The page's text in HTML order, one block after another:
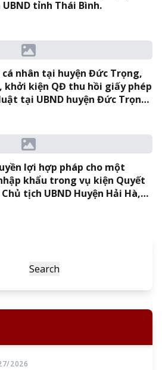
tỉnh Thái Bình.
nhân tại huyện Đức Trọng,
khởi kiện QĐ thu hồi giấy phép
tại UBND huyện Đức Trọng,
và TAND tỉnh Lâm Đồng.
lợi hợp pháp cho một
khẩu trong vụ kiện Quyết
tịch UBND Huyện Hải Hà,
kiện Quyết định hành chính
Search
2026